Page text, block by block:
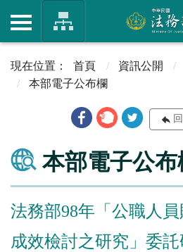
首頁 資訊公開
本部電子公布欄
本部電子公布
法務部98年「公職人
成效檢討之研究」委